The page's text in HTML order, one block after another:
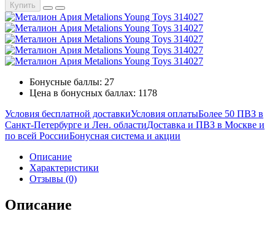
Купить
Бонусные баллы: 27
Цена в бонусных баллах: 1178
Условия бесплатной доставкиУсловия оплатыБолее 50 ПВЗ в
Санкт-Петербурге и Лен. областиДоставка и ПВЗ в Москве и
по всей РоссииБонусная система и акции
Описание
Характеристики
Отзывы (0)
Описание